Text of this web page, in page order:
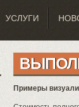
УСЛУГИ
Примеры